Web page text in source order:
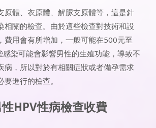
原體、衣原體、解脲支原體等，這是針
相關的檢查。由於這些檢查對技術和設
費用會有所增加，一般可能在500元至
染可能會影響男性的生殖功能，導致不
病，所以對於有相關症狀或者備孕需求
進行的檢查。
HPV性病檢查收費​​